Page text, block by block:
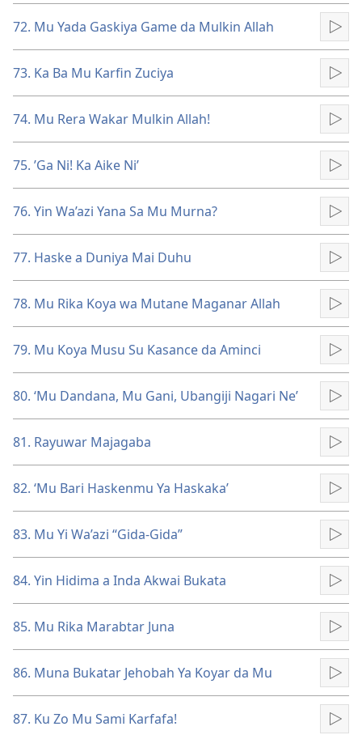
72. Mu Yada Gaskiya Game da Mulkin Allah
73. Ka Ba Mu Karfin Zuciya
74. Mu Rera Wakar Mulkin Allah!
75. ’Ga Ni! Ka Aike Ni’
76. Yin Wa’azi Yana Sa Mu Murna?
77. Haske a Duniya Mai Duhu
78. Mu Rika Koya wa Mutane Maganar Allah
79. Mu Koya Musu Su Kasance da Aminci
80. ‘Mu Dandana, Mu Gani, Ubangiji Nagari Ne’
81. Rayuwar Majagaba
82. ‘Mu Bari Haskenmu Ya Haskaka’
83. Mu Yi Wa’azi “Gida-Gida”
84. Yin Hidima a Inda Akwai Bukata
85. Mu Rika Marabtar Juna
86. Muna Bukatar Jehobah Ya Koyar da Mu
87. Ku Zo Mu Sami Karfafa!